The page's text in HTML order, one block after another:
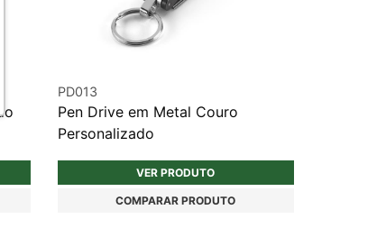
PD013
Pen Drive em Metal Couro
Personalizado
VER PRODUTO
COMPARAR PRODUTO